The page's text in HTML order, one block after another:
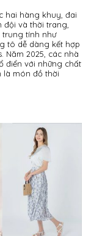
hai hàng khuy, đai
đội và thời trang,
tính như
tô dễ dàng kết hợp
Năm 2025, các nhà
điển với những chất
là món đồ thời